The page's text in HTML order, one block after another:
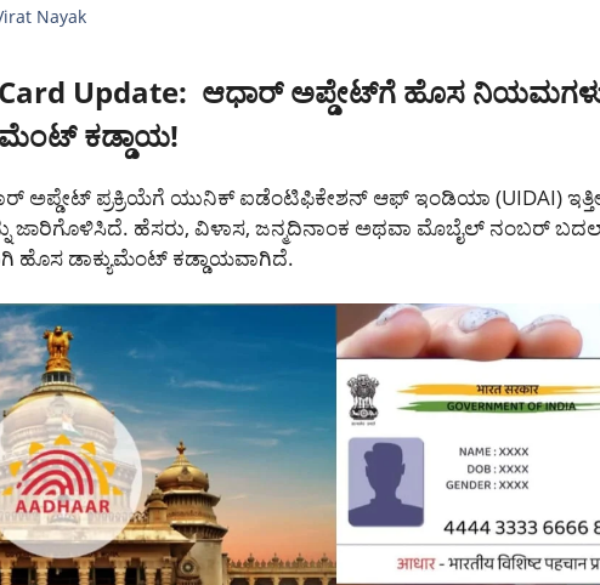
Nayak
Update: ಆಧಾರ್ ಅಪ್ಡೇಟ್‌ಗೆ ಹೊಸ
ಕಡ್ಡಾಯ!
ಅಪ್ಡೇಟ್ ಪ್ರಕ್ರಿಯೆಗೆ ಯುನಿಕ್ ಐಡೆಂಟಿಫಿಕೇಶನ್ ಆಫ್ ಇಂಡಿಯಾ (UIDAI)
ಜಾರಿಗೊಳಿಸಿದೆ. ಹೆಸರು, ವಿಳಾಸ, ಜನ್ಮದಿನಾಂಕ ಅಥವಾ ಮೊಬೈಲ್ ನಂಬರ್
ಹೊಸ ಡಾಕ್ಯುಮೆಂಟ್ ಕಡ್ಡಾಯವಾಗಿದೆ.